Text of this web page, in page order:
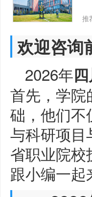
推
欢迎咨询
2026年
首先，学院
础，他们不
与科研项目
省职业院
跟小编一